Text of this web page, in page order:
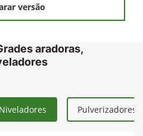
versão
aradoras,
Pulverizadores